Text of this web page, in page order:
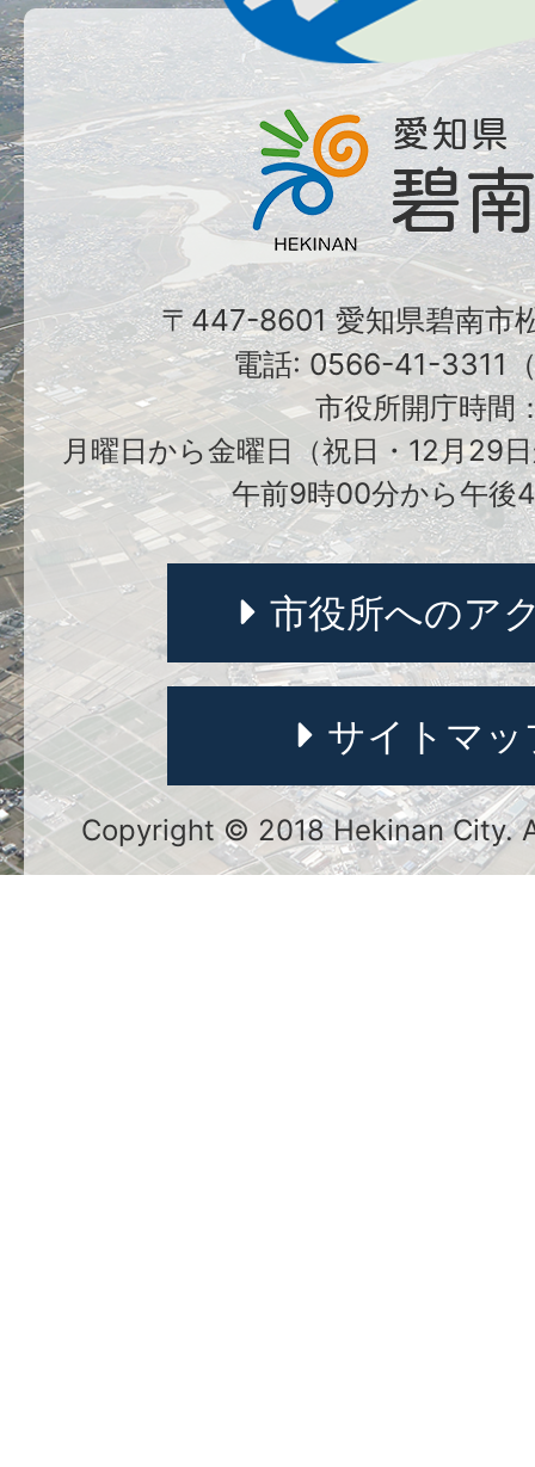
〒447-8601 愛知県碧南市
電話: 0566-41-3311
市役所開庁時間
月曜日から金曜日（祝日・12月29
午前9時00分から午後
市役所へのア
サイトマッ
Copyright © 2018 Hekinan City.